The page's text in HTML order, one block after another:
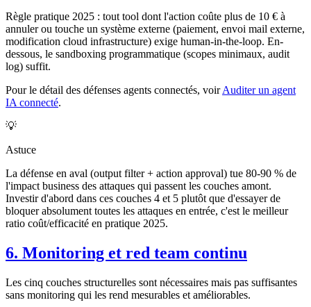
Règle pratique 2025 : tout tool dont l'action coûte plus de 10 € à
annuler ou touche un système externe (paiement, envoi mail externe,
modification cloud infrastructure) exige human-in-the-loop. En-
dessous, le sandboxing programmatique (scopes minimaux, audit
log) suffit.
Pour le détail des défenses agents connectés, voirAuditer un agent
IA connecté.
💡
Astuce
La défense en aval (output filter + action approval) tue 80-90 % de
l'impact business des attaques qui passent les couches amont.
Investir d'abord dans ces couches 4 et 5 plutôt que d'essayer de
bloquer absolument toutes les attaques en entrée, c'est le meilleur
ratio coût/efficacité en pratique 2025.
6. Monitoring et red team continu
Les cinq couches structurelles sont nécessaires mais pas suffisantes
sans monitoring qui les rend mesurables et améliorables.